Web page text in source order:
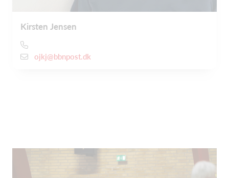
Kirsten Jensen
ojkj@bbnpost.dk